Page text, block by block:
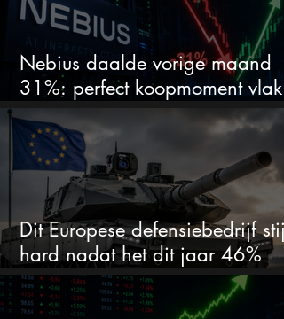
Nebius daalde vorige maand
31%: perfect koopmoment vlak
voor kwartaalcijfers?
Dit Europese defensiebedrijf
hard nadat het dit jaar 46%
daalde: mooie koopkans?